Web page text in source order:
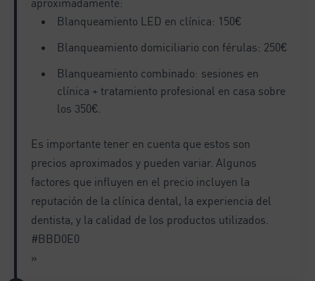
Blanqueamiento LED en clínica: 150€
Blanqueamiento domiciliario con férulas: 250€
Blanqueamiento combinado: sesiones en
clínica + tratamiento profesional en casa sobre
los 350€.
Es importante tener en cuenta que estos son
precios aproximados y pueden variar. Algunos
factores que influyen en el precio incluyen la
reputación de la clínica dental, la experiencia del
dentista, y la calidad de los productos utilizados.
#BBD0E0
»